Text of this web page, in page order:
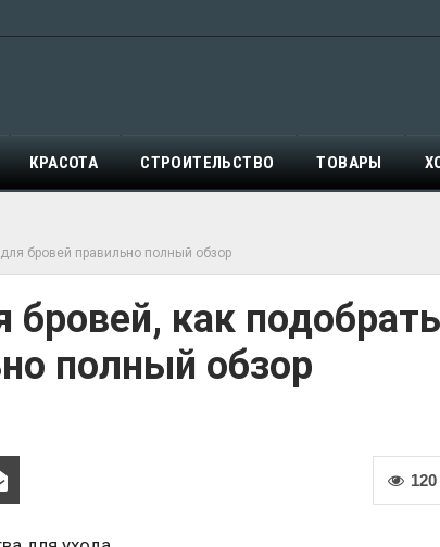
КРАСОТА СТРОИТЕЛЬСТВО ТОВАРЫ
бровей правильно полный обзор
как подобрать
полный обзор
120